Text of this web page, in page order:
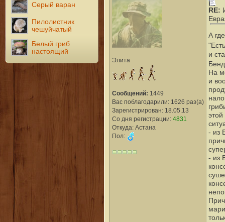
Серый варан
Пилолистник
чешуйчатый
Белый гриб
настоящий
Элита
Сообщений: 1449
Вас поблагодарили: 1626 раз(а)
Зарегистрирован: 18.05.13
Со дня регистрации: 4831
Откуда: Астана
Пол:
RE:
А
и
На
и
- из
- из